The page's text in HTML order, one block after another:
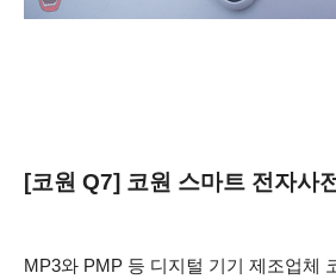
[코원 Q7] 코원 스마트 전자사
MP3와 PMP 등 디지털 기기 제조업체